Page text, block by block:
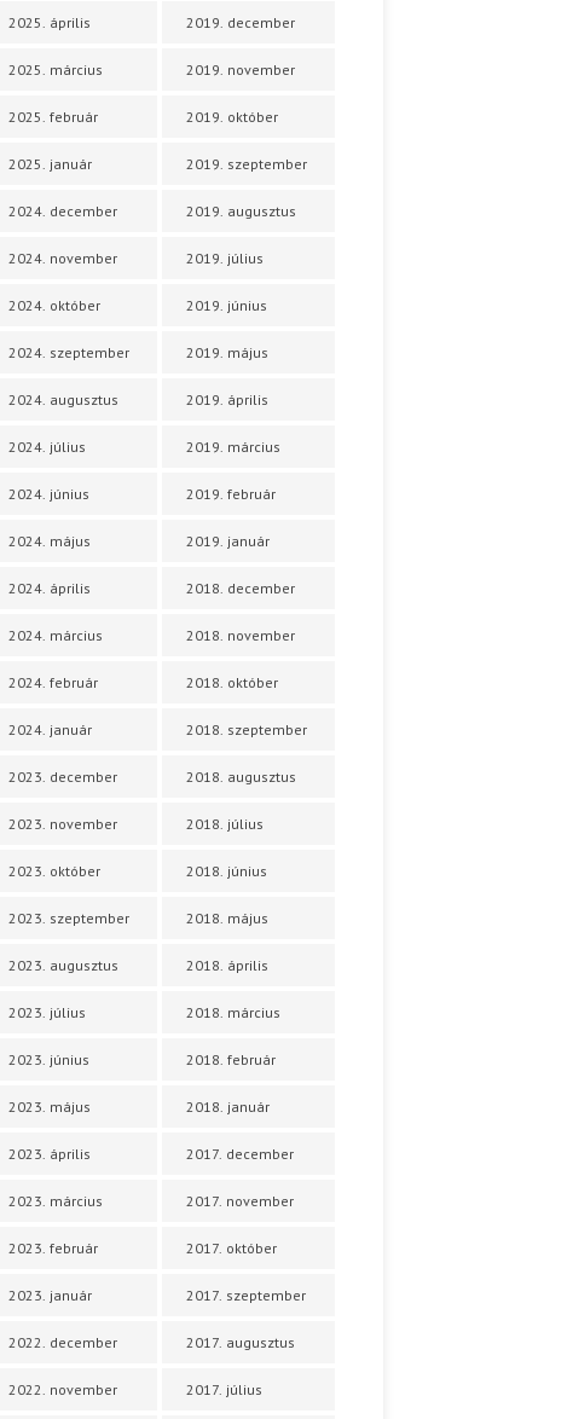
2025. április
2025. március
2025. február
2025. január
2024. december
2024. november
2024. október
2024. szeptember
2024. augusztus
2024. július
2024. június
2024. május
2024. április
2024. március
2024. február
2024. január
2023. december
2023. november
2023. október
2023. szeptember
2023. augusztus
2023. július
2023. június
2023. május
2023. április
2023. március
2023. február
2023. január
2022. december
2022. november
2019. december
2019. november
2019. október
2019. szeptember
2019. augusztus
2019. július
2019. június
2019. május
2019. április
2019. március
2019. február
2019. január
2018. december
2018. november
2018. október
2018. szeptember
2018. augusztus
2018. július
2018. június
2018. május
2018. április
2018. március
2018. február
2018. január
2017. december
2017. november
2017. október
2017. szeptember
2017. augusztus
2017. július